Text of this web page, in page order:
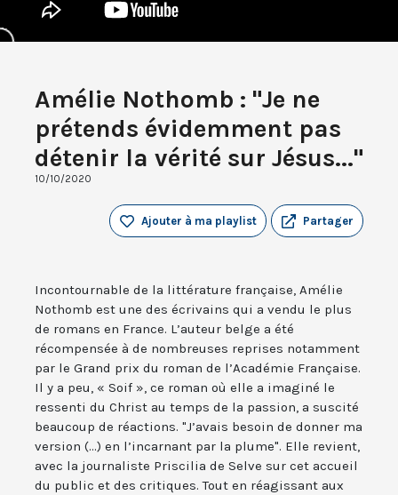
Amélie Nothomb : "Je ne
prétends évidemment pas
détenir la vérité sur Jésus..."
10/10/2020
Partager
Ajouter à ma playlist
Incontournable de la littérature française, Amélie
Nothomb est une des écrivains qui a vendu le plus
de romans en France. L’auteur belge a été
récompensée à de nombreuses reprises notamment
par le Grand prix du roman de l’Académie Française.
Il y a peu, « Soif », ce roman où elle a imaginé le
ressenti du Christ au temps de la passion, a suscité
beaucoup de réactions. "J’avais besoin de donner ma
version (...) en l’incarnant par la plume". Elle revient,
avec la journaliste Priscilia de Selve sur cet accueil
du public et des critiques. Tout en réagissant aux